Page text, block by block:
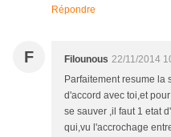
Répondre
F Filounous 22/11/2014
Parfaitement resume la
d'accord avec toi,et
se sauver ,il faut 1 etat
qui,vu l'accrochage